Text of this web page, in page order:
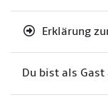
Erklärung
Du bist als